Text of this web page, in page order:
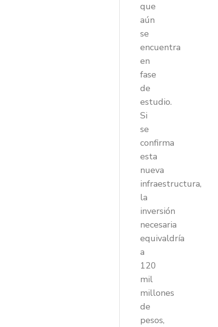
que
aún
se
encuentra
en
fase
de
estudio.
Si
se
confirma
esta
nueva
infraestructura,
la
inversión
necesaria
equivaldría
a
120
mil
millones
de
pesos,